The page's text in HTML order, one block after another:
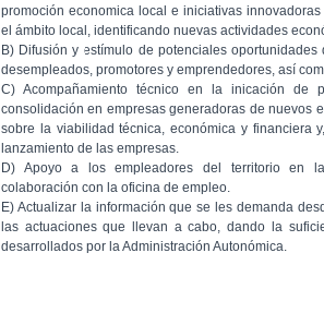
promoción economica local e iniciativas
el ámbito local, identificando nuevas actividades
B) Difusión y estímulo de potenciales
desempleados, promotores y emprendedores, así
C) Acompañamiento técnico en la inicación de
consolidación en empresas generadoras de nuevos
sobre la viabilidad técnica, económica y financiera
lanzamiento de las empresas.
D) Apoyo a los empleadores del territorio en
colaboración con la oficina de empleo.
E) Actualizar la información que se les demanda
las actuaciones que llevan a cabo, dando la
desarrollados por la Administración Autonómica.